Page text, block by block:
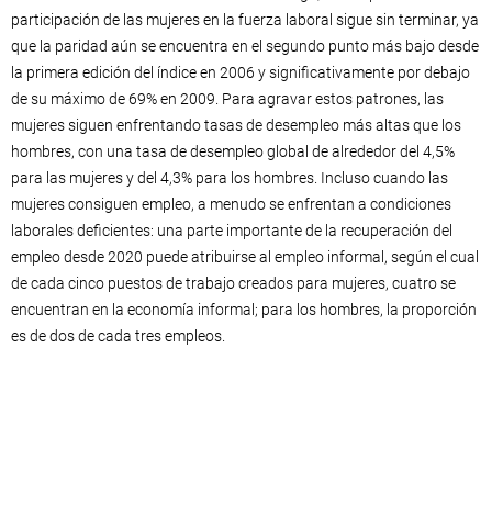
participación de las mujeres en la fuerza laboral sigue sin terminar, ya
que la paridad aún se encuentra en el segundo punto más bajo desde
la primera edición del índice en 2006 y significativamente por debajo
de su máximo de 69% en 2009. Para agravar estos patrones, las
mujeres siguen enfrentando tasas de desempleo más altas que los
hombres, con una tasa de desempleo global de alrededor del 4,5%
para las mujeres y del 4,3% para los hombres. Incluso cuando las
mujeres consiguen empleo, a menudo se enfrentan a condiciones
laborales deficientes: una parte importante de la recuperación del
empleo desde 2020 puede atribuirse al empleo informal, según el cual
de cada cinco puestos de trabajo creados para mujeres, cuatro se
encuentran en la economía informal; para los hombres, la proporción
es de dos de cada tres empleos.